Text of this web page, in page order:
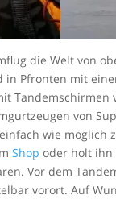
die Welt von
in Pfronten mit
Tandemschirmen
von
wie möglich
Shop oder holt ihn
Vor dem
vorort. Auf